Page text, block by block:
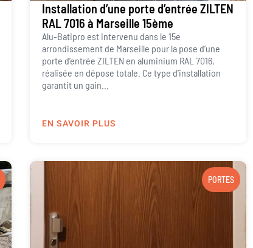
Installation d’une porte d’entrée ZILTEN
RAL 7016 à Marseille 15ème
Alu-Batipro est intervenu dans le 15e
arrondissement de Marseille pour la pose d’une
porte d’entrée ZILTEN en aluminium RAL 7016,
réalisée en dépose totale. Ce type d’installation
garantit un gain...
EN SAVOIR PLUS
PORTES